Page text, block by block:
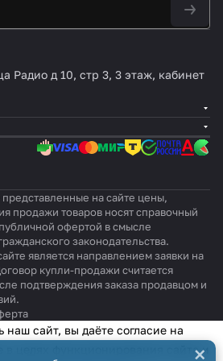
а, 230
Радио д 10, стр 3, 3 этаж, кабинет
на сайте цены,
продажи товаров носят справочный
офертой в смысле
законодательства.
является направлением заявки на
купли-продажи считается
подтверждения заказа продавцом и
×
наш сайт, вы даёте согласие на
в целях функционирования сайта и